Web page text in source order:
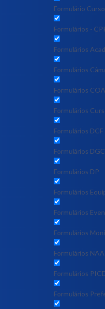
Formulário
Formulários -
Formulários
Formulários
Formulários
Formulários
Formulários DCF
Formulários
Formulários DP
Formulários
Formulários
Formulários
Formulários
Formulários
Formulários